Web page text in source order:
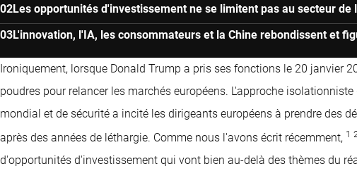
Les opportunités d'investissement ne se limitent pas au secteur de
L'innovation, l'IA, les consommateurs et la Chine rebondissent et
Ironiquement, lorsque Donald Trump a pris ses fonctions le 20 janvier
poudres pour relancer les marchés européens. L'approche
mondial et de sécurité a incité les dirigeants européens à prendre des
après des années de léthargie. Comme nous l'avons écrit récemment, 1
d'opportunités d'investissement qui vont bien au-delà des thèmes du